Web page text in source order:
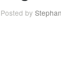
Posted by